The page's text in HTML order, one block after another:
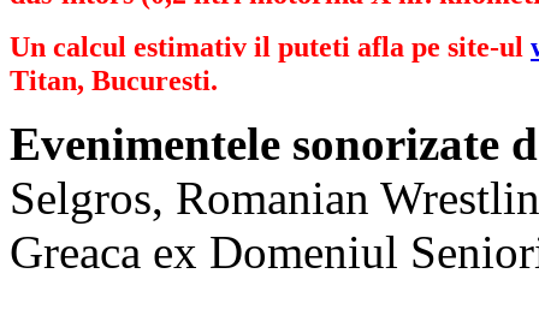
Un calcul estimativ il puteti afla pe site-ul
Titan, Bucuresti.
Evenimentele sonorizate
Selgros, Romanian
Greaca ex Domeniul